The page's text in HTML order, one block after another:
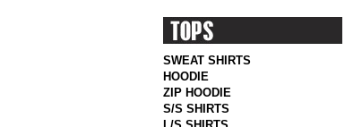
SWEAT SHIRTS
HOODIE
ZIP HOODIE
S/S SHIRTS